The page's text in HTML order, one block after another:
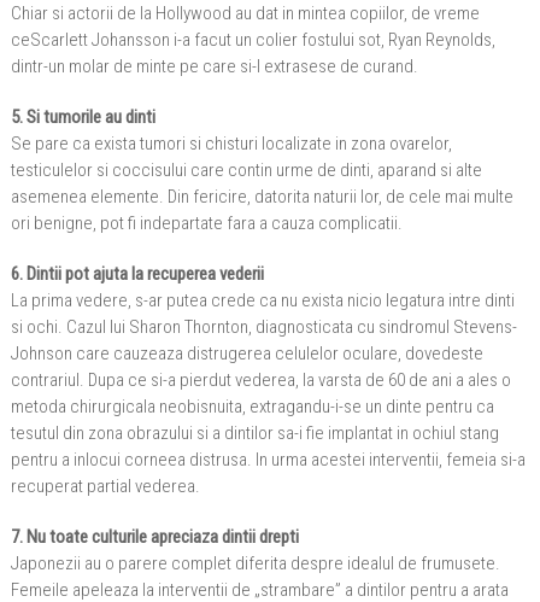
Chiar si actorii de la Hollywood au dat in mintea copiilor, de vreme
ceScarlett Johansson i-a facut un colier fostului sot, Ryan Reynolds,
dintr-un molar de minte pe care si-l extrasese de curand.
5. Si tumorile au dinti
Se pare ca exista tumori si chisturi localizate in zona ovarelor,
testiculelor si coccisului care contin urme de dinti, aparand si alte
asemenea elemente. Din fericire, datorita naturii lor, de cele mai multe
ori benigne, pot fi indepartate fara a cauza complicatii.
6. Dintii pot ajuta la recuperea vederii
La prima vedere, s-ar putea crede ca nu exista nicio legatura intre dinti
si ochi. Cazul lui Sharon Thornton, diagnosticata cu sindromul Stevens-
Johnson care cauzeaza distrugerea celulelor oculare, dovedeste
contrariul. Dupa ce si-a pierdut vederea, la varsta de 60 de ani a ales o
metoda chirurgicala neobisnuita, extragandu-i-se un dinte pentru ca
tesutul din zona obrazului si a dintilor sa-i fie implantat in ochiul stang
pentru a inlocui corneea distrusa. In urma acestei interventii, femeia si-a
recuperat partial vederea.
7. Nu toate culturile apreciaza dintii drepti
Japonezii au o parere complet diferita despre idealul de frumusete.
Femeile apeleaza la interventii de „strambare” a dintilor pentru a arata